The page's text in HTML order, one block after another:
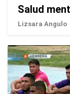
Salud
Lizsara Angulo